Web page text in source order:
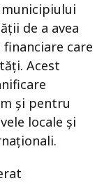
de a avea
care
Acest
și pentru
locale și